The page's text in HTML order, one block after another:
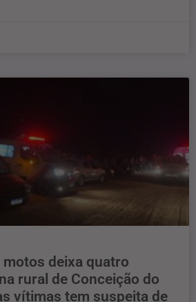
deixa quatro
rural de Conceição do
vítimas tem suspeita de